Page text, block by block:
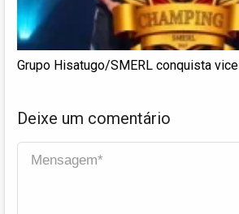
Grupo Hisatugo/SMERL conquista vice
Deixe um comentário